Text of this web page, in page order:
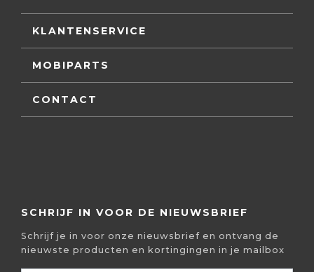
KLANTENSERVICE
MOBIPARTS
CONTACT
SCHRIJF IN VOOR DE NIEUWSBRIEF
Schrijf je in voor onze nieuwsbrief en ontvang de
nieuwste producten en kortingingen in je mailbox